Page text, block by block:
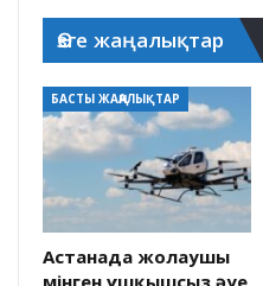
Өзге жаңалықтар
БАСТЫ ЖАҢАЛЫҚТАР
Астанада жолаушы